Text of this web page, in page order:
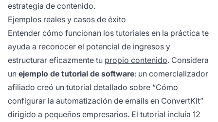
estrategia de contenido.
Ejemplos reales y casos de éxito
Entender cómo funcionan los tutoriales en la práctica te
ayuda a reconocer el potencial de ingresos y
estructurar eficazmente tu propio contenido. Considera
un ejemplo de tutorial de software: un comercializador
afiliado creó un tutorial detallado sobre “Cómo
configurar la automatización de emails en ConvertKit”
dirigido a pequeños empresarios. El tutorial incluía 12